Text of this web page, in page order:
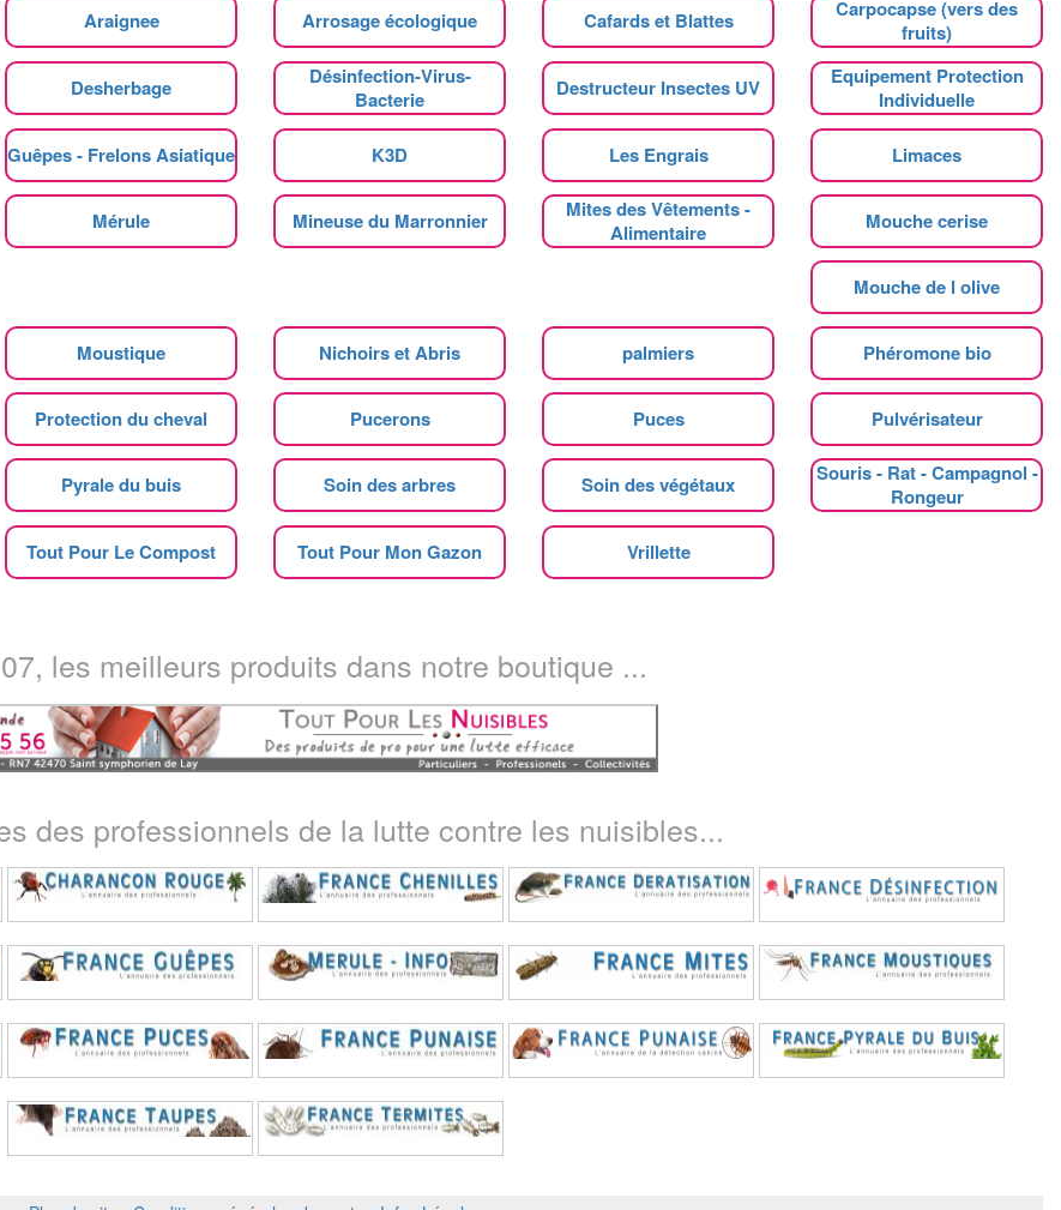
Araignee Arrosage écologique Cafards et Blattes
Carpocapse (vers des
fruits)
Desherbage
Désinfection-Virus-
Bacterie
Destructeur Insectes UV
Equipement Protection
Individuelle
Guêpes - Frelons Asiatique K3D Les Engrais Limaces
Mérule Mineuse du Marronnier
Mites des Vêtements -
Alimentaire
Mouche cerise
Mouche de l olive
Moustique Nichoirs et Abris palmiers Phéromone bio
Protection du cheval Pucerons Puces Pulvérisateur
Pyrale du buis Soin des arbres Soin des végétaux
Souris - Rat - Campagnol -
Rongeur
Tout Pour Le Compost Tout Pour Mon Gazon Vrillette
les meilleurs produits dans notre boutique ...
des professionnels de la lutte contre les nuisibles...